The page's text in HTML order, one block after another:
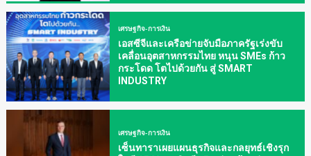
เศรษฐกิจ-การเงิน
เอสซีจีและเครือข่ายจับมือภาครัฐเร่งขับ
เคลื่อนอุตสาหกรรมไทย หนุน SMEs ก้าว
กระโดด โตไปด้วยกัน สู่ SMART
INDUSTRY
เศรษฐกิจ-การเงิน
เซ็นทาราเผยแผนธุรกิจและกลยุทธ์เชิงรุก